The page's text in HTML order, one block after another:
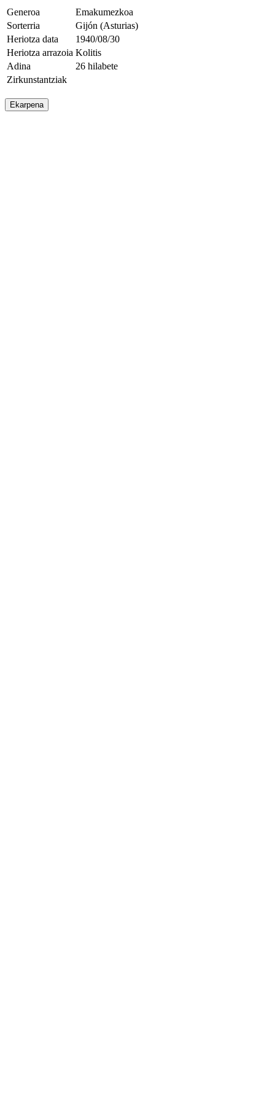
Generoa
Emakumezkoa
Sorterria
Gijón (Asturias)
Heriotza data
1940/08/30
Heriotza arrazoia Kolitis
Adina
26 hilabete
Zirkunstantziak